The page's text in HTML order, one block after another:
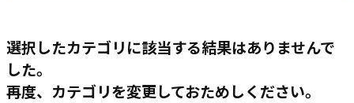
選択したカテゴリに該当する結果はありませんで
した。
再度、カテゴリを変更しておためしください。